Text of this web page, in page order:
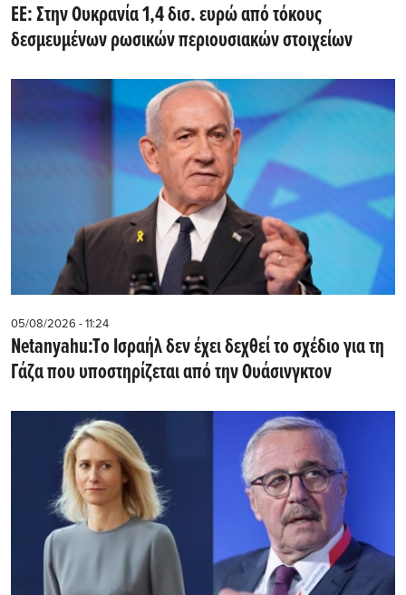
ΕΕ: Στην Ουκρανία 1,4 δισ. ευρώ από τόκους
δεσμευμένων ρωσικών περιουσιακών στοιχείων
05/08/2026 - 11:24
Netanyahu:Tο Ισραήλ δεν έχει δεχθεί το σχέδιο για τη
Γάζα που υποστηρίζεται από την Ουάσινγκτον